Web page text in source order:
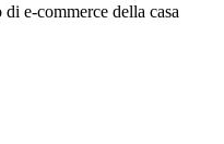
e-commerce della casa